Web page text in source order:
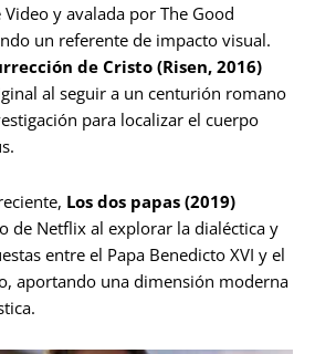
y avalada por The Good
un referente de impacto visual.
de Cristo (Risen, 2016)
al seguir a un centurión romano
para localizar el cuerpo
Los dos papas (2019)
de Netflix al explorar la dialéctica y
entre el Papa Benedicto XVI y el
aportando una dimensión moderna